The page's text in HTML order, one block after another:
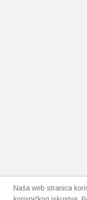
Naša web stranica